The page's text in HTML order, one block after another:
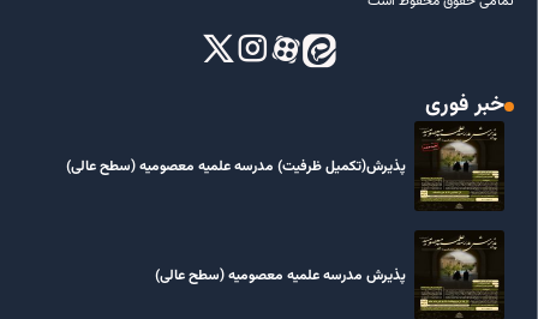
خبر فوری
پذیرش(تکمیل ظرفیت) مدرسه علمیه معصومیه‌ (سطح عالی)
پذیرش مدرسه علمیه معصومیه‌ (سطح عالی)